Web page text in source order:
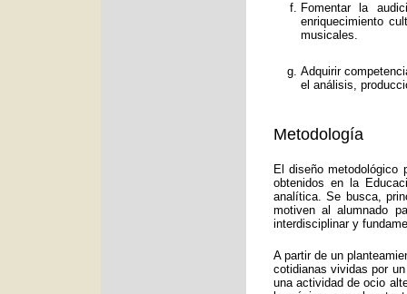
Fomentar la
enriquecimiento
musicales.
Adquirir
el análisis,
Metodología
El diseño metodológico
obtenidos en la
analítica. Se busca,
motiven al alumnado
interdisciplinar y
A partir de un
cotidianas vividas por
una actividad de ocio